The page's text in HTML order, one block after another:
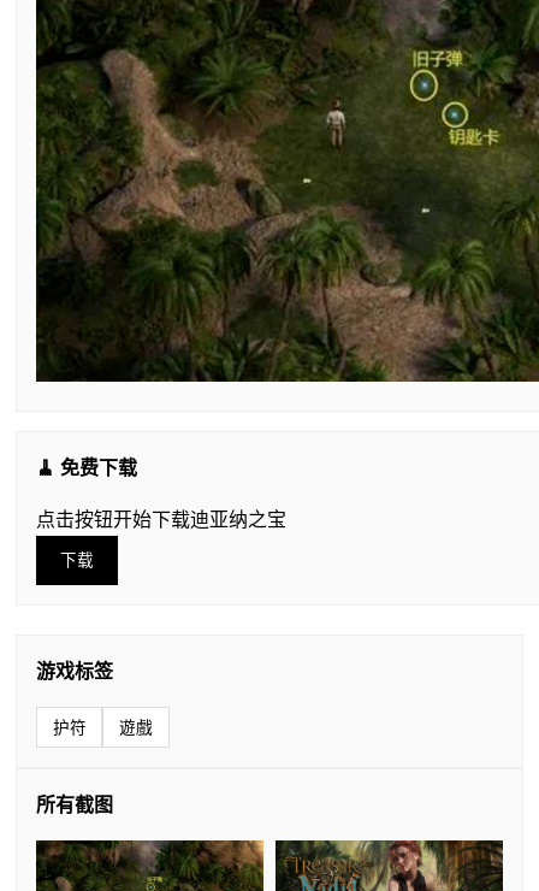
🧹 免费下载
点击按钮开始下载迪亚纳之宝
下载
游戏标签
护符 遊戲
所有截图